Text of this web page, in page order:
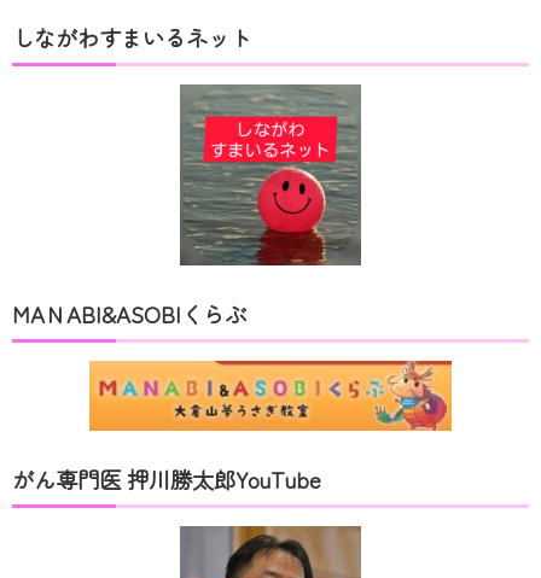
しながわすまいるネット
MAＮABI&ASOBIくらぶ
がん専門医 押川勝太郎YouTube